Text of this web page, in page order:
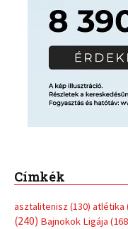
Címkék
asztalitenisz (130) atlétika
(240) Bajnokok Ligája